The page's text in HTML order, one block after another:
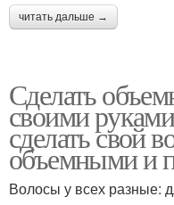
читать дальше →
Сделать
своими
сделать свой
объемными и
Волосы у всех разные: